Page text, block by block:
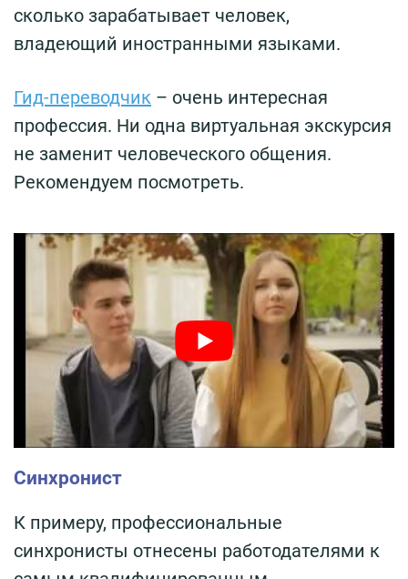
сколько зарабатывает человек,
владеющий иностранными языками.
Гид-переводчик – очень интересная
профессия. Ни одна виртуальная экскурсия
не заменит человеческого общения.
Рекомендуем посмотреть.
Синхронист
К примеру, профессиональные
синхронисты отнесены работодателями к